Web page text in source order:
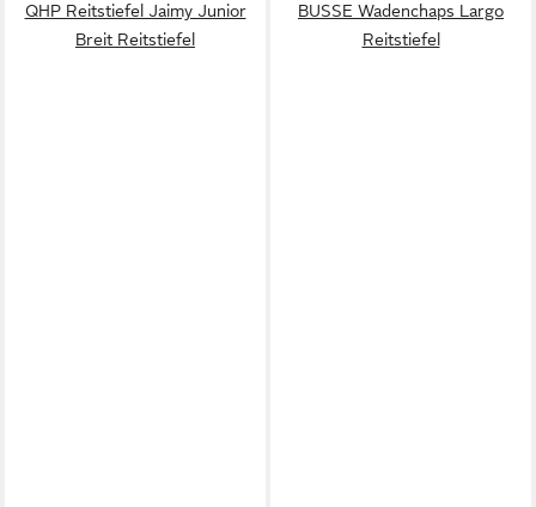
QHP Reitstiefel Jaimy Junior
Breit Reitstiefel
BUSSE Wadenchaps Largo
Reitstiefel